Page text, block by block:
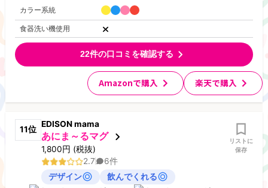
カラー系統
食器洗い機使用
22件の口コミを確認する
Amazonで購入 楽天で購入
11位
EDISON mama
あにま～るマグ
1,800円 (税抜)
リストに
保存
2.7 6件
デザイン
飲んでくれる